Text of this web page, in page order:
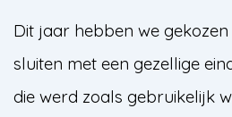
Dit jaar hebben we
sluiten met een gezellige
die werd zoals gebruikelijk